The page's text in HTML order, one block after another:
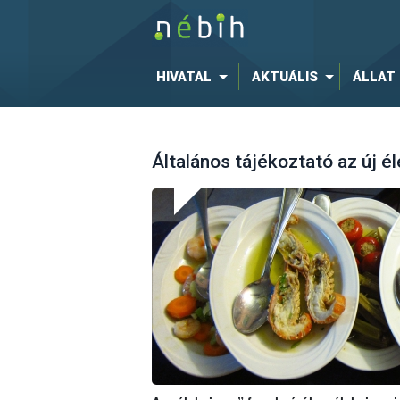
HIVATAL AKTUÁLIS ÁLLAT
Általános tájékoztató az új